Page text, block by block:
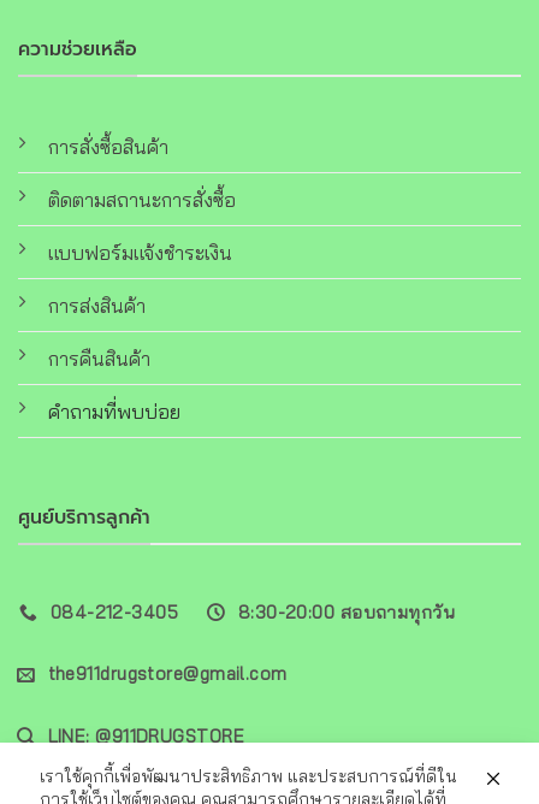
ความช่วยเหลือ
การสั่งซื้อสินค้า
ติดตามสถานะการสั่งซื้อ
แบบฟอร์มแจ้งชำระเงิน
การส่งสินค้า
การคืนสินค้า
คำถามที่พบบ่อย
ศูนย์บริการลูกค้า
084-212-3405 8:30-20:00 สอบถามทุกวัน
the911drugstore@gmail.com
LINE: @911DRUGSTORE
เราใช้คุกกี้เพื่อพัฒนาประสิทธิภาพ และประสบการณ์ที่ดีใน
การใช้เว็บไซต์ของคุณ คุณสามารถศึกษารายละเอียดได้ที่